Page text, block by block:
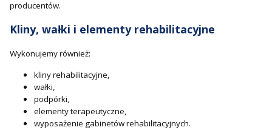
producentów.
Kliny, wałki i elementy rehabilitacyjne
Wykonujemy również:
kliny rehabilitacyjne,
wałki,
podpórki,
elementy terapeutyczne,
wyposażenie gabinetów rehabilitacyjnych.